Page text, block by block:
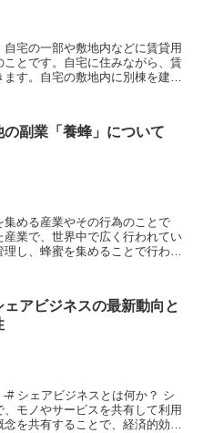
自宅の一部や敷地内などに賃貸用
ことです。自宅に住みながら、賃
す。自宅の敷地内に別棟を建築
初心者でも始めやすい
活用することで、土地の有効活
。さらに、賃貸部分の家賃収入
金の足しにすることができま
には、
と労力が必要
が得られないというリスクもあ
の副業「養蜂」について
集める産業やその行為のことで
業で、世界中で広く行われてい
理し、蜂蜜を集める ことで行われ
ェアビジネスの最新動向と
、モノやサービスを共有して利用
念を共有することで、経済的効率